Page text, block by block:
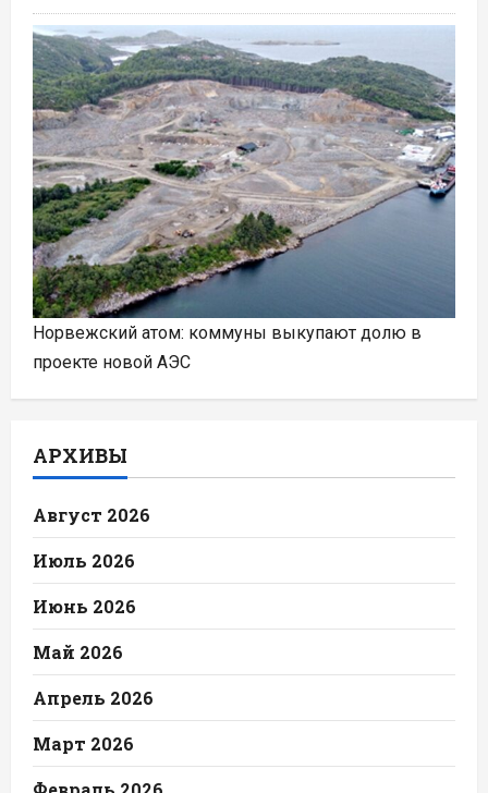
Норвежский атом: коммуны выкупают долю в
проекте новой АЭС
АРХИВЫ
Август 2026
Июль 2026
Июнь 2026
Май 2026
Апрель 2026
Март 2026